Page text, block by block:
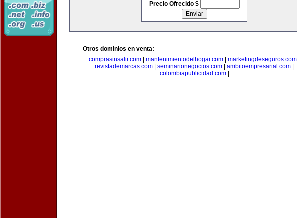
Precio Ofrecido $
Otros dominios en venta:
comprasinsalir.com
mantenimientodelhogar.com marketingdeseguros.com
revistademarcas.com
seminarionegocios.com ambitoempresarial.com
colombiapublicidad.com|